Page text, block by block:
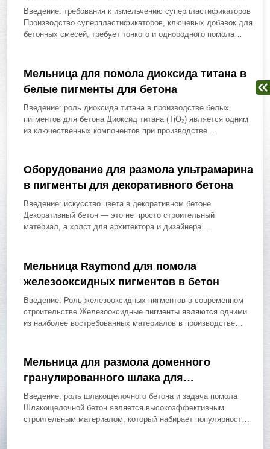
порошок
Введение: требования к измельчению суперпластификаторов
Производство суперпластификаторов, ключевых добавок для
бетонных смесей, требует тонкого и однородного помола
Мельница для помола диоксида титана в
белые пигменты для бетона
Введение: роль диоксида титана в производстве белых
пигментов для бетона Диоксид титана (TiO₂) является одним
из ключественных компонентов при производстве...
Оборудование для размола ультрамарина
в пигменты для декоративного бетона
Введение: искусство цвета в декоративном бетоне
Декоративный бетон — это не просто строительный
материал, а холст для архитектора и дизайнера....
Мельница Raymond для помола
железооксидных пигментов в бетон
Введение: Роль железооксидных пигментов в современном
строительстве Железооксидные пигменты являются одними
из наиболее востребованных материалов в производстве
Мельница для размола доменного
гранулированного шлака для
шлакощелочного бетона
Введение: роль шлакощелочного бетона и задача помола
Шлакощелочной бетон является высокоэффективным
строительным материалом, который набирает популярность